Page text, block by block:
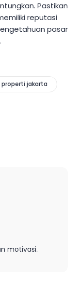
Pastikan
reputasi
pasar
properti jakarta
motivasi.